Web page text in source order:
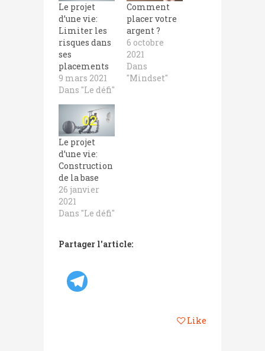
Le projet
d’une vie:
Limiter les
risques dans
ses
placements
9 mars 2021
Dans "Le défi"
Comment
placer votre
argent ?
6 octobre
2021
Dans
"Mindset"
Le projet
d’une vie:
Construction
de la base
26 janvier
2021
Dans "Le défi"
Partager l'article:
Like